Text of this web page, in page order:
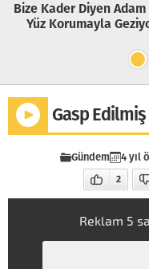
Bize Kader Diyen Adam
Yüz Korumayla
Gasp Edilmiş
Gündem 4 yıl
2
Reklam 5